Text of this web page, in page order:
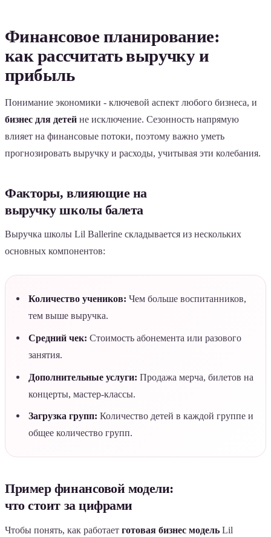
Финансовое планирование:
как рассчитать выручку и
прибыль
Понимание экономики - ключевой аспект любого бизнеса, и
бизнес для детей не исключение. Сезонность напрямую
влияет на финансовые потоки, поэтому важно уметь
прогнозировать выручку и расходы, учитывая эти колебания.
Факторы, влияющие на
выручку школы балета
Выручка школы Lil Ballerine складывается из нескольких
основных компонентов:
Количество учеников: Чем больше воспитанников,
тем выше выручка.
Средний чек: Стоимость абонемента или разового
занятия.
Дополнительные услуги: Продажа мерча, билетов на
концерты, мастер-классы.
Загрузка групп: Количество детей в каждой группе и
общее количество групп.
Пример финансовой модели:
что стоит за цифрами
Чтобы понять, как работает готовая бизнес модель Lil